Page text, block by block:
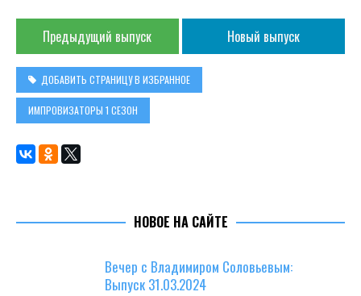
Предыдущий выпуск Новый выпуск
ДОБАВИТЬ СТРАНИЦУ В ИЗБРАННОЕ
ИМПРОВИЗАТОРЫ 1 СЕЗОН
НОВОЕ НА САЙТЕ
Вечер с Владимиром Соловьевым:
Выпуск 31.03.2024